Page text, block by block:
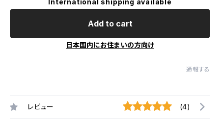
International shipping available
Add to cart
日本国内にお住まいの方向け
通報する
レビュー (4)